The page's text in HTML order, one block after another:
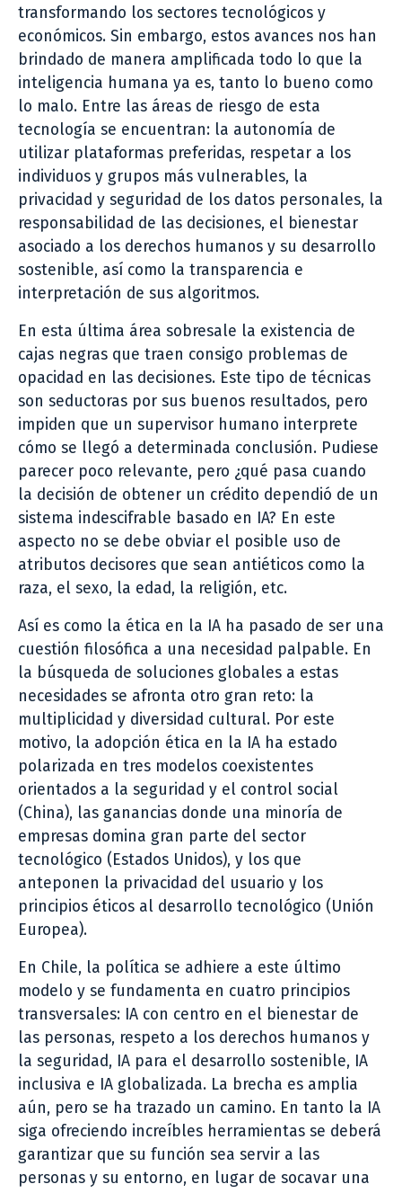
transformando los sectores tecnológicos y
económicos. Sin embargo, estos avances nos han
brindado de manera amplificada todo lo que la
inteligencia humana ya es, tanto lo bueno como
lo malo. Entre las áreas de riesgo de esta
tecnología se encuentran: la autonomía de
utilizar plataformas preferidas, respetar a los
individuos y grupos más vulnerables, la
privacidad y seguridad de los datos personales, la
responsabilidad de las decisiones, el bienestar
asociado a los derechos humanos y su desarrollo
sostenible, así como la transparencia e
interpretación de sus algoritmos.
En esta última área sobresale la existencia de
cajas negras que traen consigo problemas de
opacidad en las decisiones. Este tipo de técnicas
son seductoras por sus buenos resultados, pero
impiden que un supervisor humano interprete
cómo se llegó a determinada conclusión. Pudiese
parecer poco relevante, pero ¿qué pasa cuando
la decisión de obtener un crédito dependió de un
sistema indescifrable basado en IA? En este
aspecto no se debe obviar el posible uso de
atributos decisores que sean antiéticos como la
raza, el sexo, la edad, la religión, etc.
Así es como la ética en la IA ha pasado de ser una
cuestión filosófica a una necesidad palpable. En
la búsqueda de soluciones globales a estas
necesidades se afronta otro gran reto: la
multiplicidad y diversidad cultural. Por este
motivo, la adopción ética en la IA ha estado
polarizada en tres modelos coexistentes
orientados a la seguridad y el control social
(China), las ganancias donde una minoría de
empresas domina gran parte del sector
tecnológico (Estados Unidos), y los que
anteponen la privacidad del usuario y los
principios éticos al desarrollo tecnológico (Unión
Europea).
En Chile, la política se adhiere a este último
modelo y se fundamenta en cuatro principios
transversales: IA con centro en el bienestar de
las personas, respeto a los derechos humanos y
la seguridad, IA para el desarrollo sostenible, IA
inclusiva e IA globalizada. La brecha es amplia
aún, pero se ha trazado un camino. En tanto la IA
siga ofreciendo increíbles herramientas se deberá
garantizar que su función sea servir a las
personas y su entorno, en lugar de socavar una